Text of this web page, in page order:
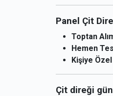
Panel Çit
Toptan
Hemen
Kişiye
Çit direği